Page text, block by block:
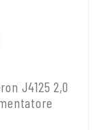
J4125 2,0